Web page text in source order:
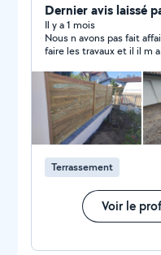
de sable -berlinoise
bordures
maçonnerie -
abbatage d'arbre -
Autre demande me
Dernier avis laissé
Il y a 1 mois
Nous n avons pas fait
faire les travaux et il il m a
Terrassement
Voir le